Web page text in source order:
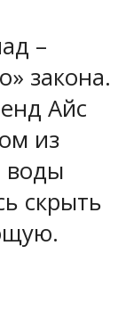
–
закона.
Айс
из
воды
скрыть